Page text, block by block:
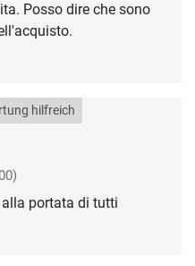
Posso dire che sono
hilfreich
portata di tutti